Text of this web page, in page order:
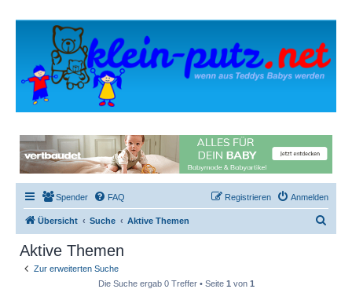
Spender FAQ Anmelden
Registrieren
Übersicht Suche Aktive Themen
Aktive Themen
Zur erweiterten Suche
Die Suche ergab 0 Treffer • Seite 1 von 1